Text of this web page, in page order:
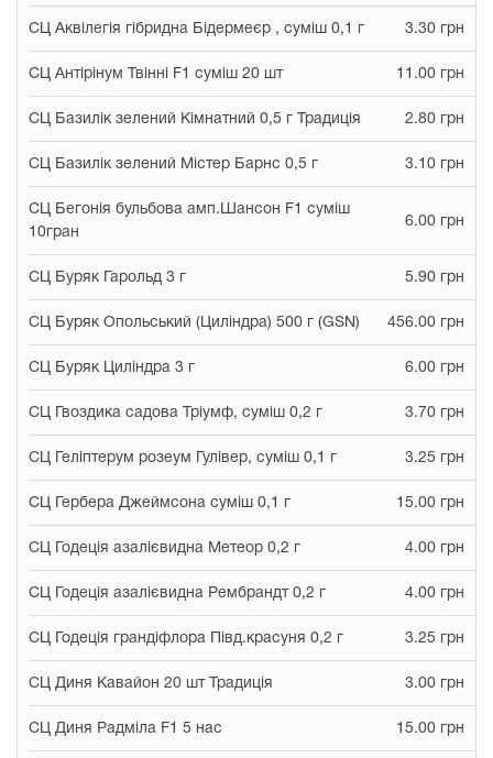
СЦ Аквілегія гібридна Бідермеєр , суміш 0,1 г 3.30 грн
СЦ Антірінум Твінні F1 суміш 20 шт 11.00 грн
СЦ Базилік зелений Кімнатний 0,5 г Традиція 2.80 грн
СЦ Базилік зелений Містер Барнс 0,5 г 3.10 грн
СЦ Бегонія бульбова амп.Шансон F1 суміш
10гран
6.00 грн
СЦ Буряк Гарольд 3 г 5.90 грн
СЦ Буряк Опольський (Циліндра) 500 г (GSN) 456.00 грн
СЦ Буряк Циліндра 3 г 6.00 грн
СЦ Гвоздика садова Тріумф, суміш 0,2 г 3.70 грн
СЦ Геліптерум розеум Гулівер, суміш 0,1 г 3.25 грн
СЦ Гербера Джеймсона суміш 0,1 г 15.00 грн
СЦ Годеція азалієвидна Метеор 0,2 г 4.00 грн
СЦ Годеція азалієвидна Рембрандт 0,2 г 4.00 грн
СЦ Годеція грандіфлора Півд.красуня 0,2 г 3.25 грн
СЦ Диня Кавайон 20 шт Традиція 3.00 грн
СЦ Диня Радміла F1 5 нас 15.00 грн